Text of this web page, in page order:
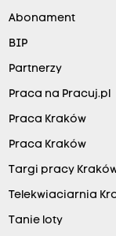
Abonament
BIP
Partnerzy
Praca na Pracuj.pl
Praca Kraków
Praca Kraków
Targi pracy
Telekwiaciarnia
Tanie loty